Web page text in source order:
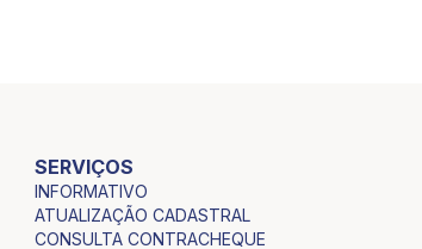
SERVIÇOS
INFORMATIVO
ATUALIZAÇÃO CADASTRAL
CONSULTA CONTRACHEQUE